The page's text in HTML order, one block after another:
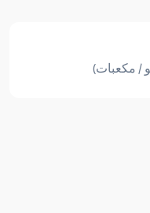
/ مكعبات)